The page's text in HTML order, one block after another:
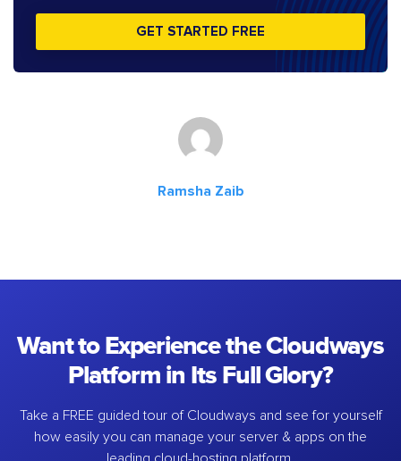
GET STARTED FREE
Ramsha Zaib
Want to Experience the Cloudways
Platform in Its Full Glory?
Take a FREE guided tour of Cloudways and see for yourself
how easily you can manage your server & apps on the